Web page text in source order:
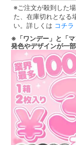
※ご注文が殺到した
た、在庫切れとなる
い。詳しくは コチラ
※「ワンデー」と「
発色やデザインが一